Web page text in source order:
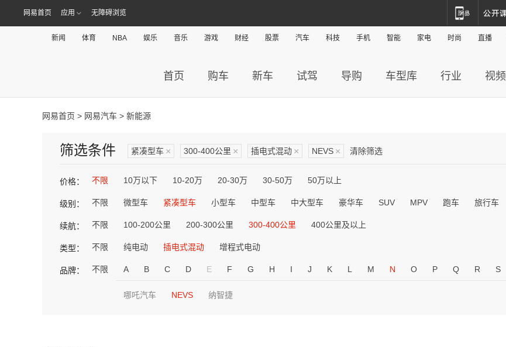
网易首页 应用 无障碍浏览
新闻 体育 NBA 娱乐 音乐 游戏 财经 股票 汽车 科技 手机 智能 家电 时尚 直播
首页 购车 新车 试驾 导购 车型库 行业 视频
网易首页 > 网易汽车 > 新能源
筛选条件 紧凑型车 × 300-400公里 × 插电式混动 × NEVS × 清除筛选
价格： 不限 10万以下 10-20万 20-30万 30-50万 50万以上
级别： 不限 微型车 紧凑型车 小型车 中型车 中大型车 豪华车 SUV MPV 跑车 旅行车
续航： 不限 100-200公里 200-300公里 300-400公里 400公里及以上
类型： 不限 纯电动 插电式混动 增程式电动
品牌： 不限 A B C D E F G H I J K L M N O P Q R S
哪吒汽车 NEVS 纳智捷